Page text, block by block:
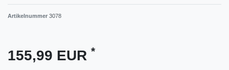
Artikelnummer 3078
155,99 EUR *